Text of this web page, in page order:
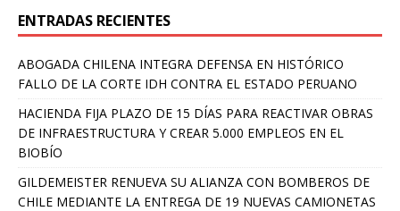
ENTRADAS RECIENTES
ABOGADA CHILENA INTEGRA DEFENSA EN HISTÓRICO
FALLO DE LA CORTE IDH CONTRA EL ESTADO PERUANO
HACIENDA FIJA PLAZO DE 15 DÍAS PARA REACTIVAR OBRAS
DE INFRAESTRUCTURA Y CREAR 5.000 EMPLEOS EN EL
BIOBÍO
GILDEMEISTER RENUEVA SU ALIANZA CON BOMBEROS DE
CHILE MEDIANTE LA ENTREGA DE 19 NUEVAS CAMIONETAS